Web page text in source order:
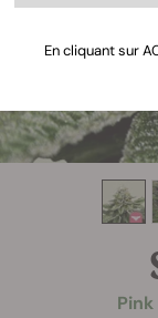
En cliquant sur